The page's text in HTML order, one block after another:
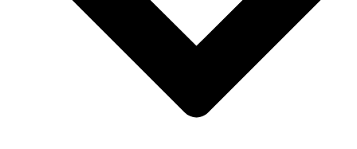
Harald Schwiers